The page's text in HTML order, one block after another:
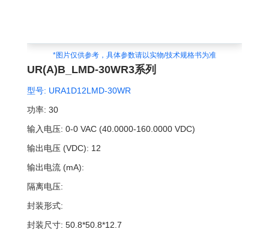
*图片仅供参考，具体参数请以实物/技术规格书为准
UR(A)B_LMD-30WR3系列
型号: URA1D12LMD-30WR
功率: 30
输入电压: 0-0 VAC (40.0000-160.0000 VDC)
输出电压 (VDC): 12
输出电流 (mA):
隔离电压:
封装形式:
封装尺寸: 50.8*50.8*12.7